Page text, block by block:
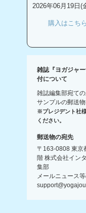
2026年06月19日(
購入はこちら
雑誌『ヨガジャ
付について
雑誌編集部宛て
サンプルの郵送
※プレジデント社
ください。
郵送物の宛先
〒163-0808 東
階 株式会社イン
集部
メールニュース等